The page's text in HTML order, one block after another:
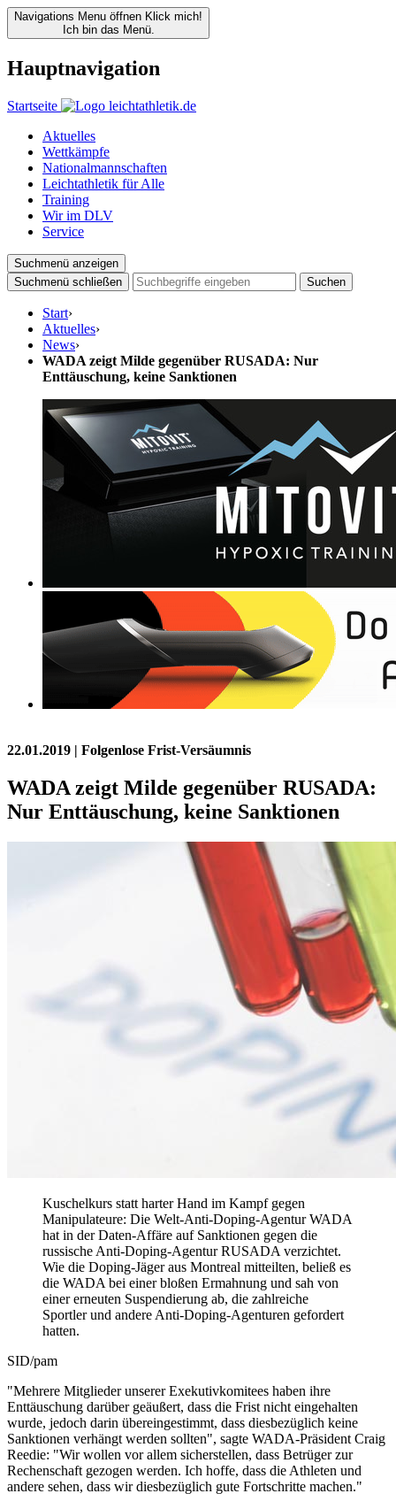
Navigations Menu öffnen Klick mich!
Ich bin das Menü.
Hauptnavigation
Startseite
Aktuelles
Wettkämpfe
Nationalmannschaften
Leichtathletik für Alle
Training
Wir im DLV
Service
Suchmenü anzeigen
Suchmenü schließen
Suchen
Start›
Aktuelles›
News›
WADA zeigt Milde gegenüber RUSADA: Nur
Enttäuschung, keine Sanktionen
22.01.2019 | Folgenlose Frist-Versäumnis
WADA zeigt Milde gegenüber RUSADA:
Nur Enttäuschung, keine Sanktionen
Kuschelkurs statt harter Hand im Kampf gegen
Manipulateure: Die Welt-Anti-Doping-Agentur WADA
hat in der Daten-Affäre auf Sanktionen gegen die
russische Anti-Doping-Agentur RUSADA verzichtet.
Wie die Doping-Jäger aus Montreal mitteilten, beließ es
die WADA bei einer bloßen Ermahnung und sah von
einer erneuten Suspendierung ab, die zahlreiche
Sportler und andere Anti-Doping-Agenturen gefordert
hatten.
SID/pam
"Mehrere Mitglieder unserer Exekutivkomitees haben ihre
Enttäuschung darüber geäußert, dass die Frist nicht eingehalten
wurde, jedoch darin übereingestimmt, dass diesbezüglich keine
Sanktionen verhängt werden sollten", sagte WADA-Präsident Craig
Reedie: "Wir wollen vor allem sicherstellen, dass Betrüger zur
Rechenschaft gezogen werden. Ich hoffe, dass die Athleten und
andere sehen, dass wir diesbezüglich gute Fortschritte machen."